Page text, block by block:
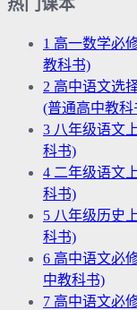
热门课本
1 高一数学必
教科书)
2 高中语文选
(普通高中教科
3 八年级语文
科书)
4 二年级语文
科书)
5 八年级历史
科书)
6 高中语文必
中教科书)
7 高中语文必